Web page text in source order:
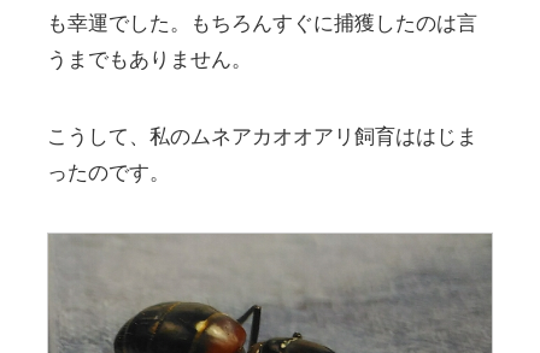
も幸運でした。もちろんすぐに捕獲したのは言
うまでもありません。
こうして、私のムネアカオオアリ飼育ははじま
ったのです。